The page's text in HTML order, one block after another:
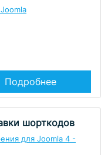
Подробнее
шорткодов
для Joomla 4 -